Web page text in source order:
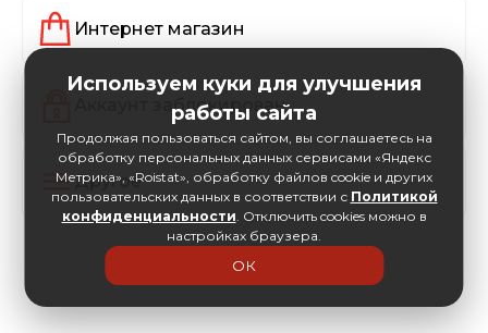
Интернет магазин
Аккаунт заблокирован
Другое
Используем куки для улучшения
работы сайта
Продолжая пользоваться сайтом, вы соглашаетесь на
обработку персональных данных сервисами «Яндекс
Метрика», «Roistat», обработку файлов cookie и других
пользовательских данных в соответствии с Политикой
конфиденциальности. Отключить cookies можно в
настройках браузера.
ОК